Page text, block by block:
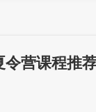
令营课程